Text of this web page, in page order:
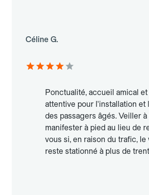
Céline G.
Ponctualité, accueil amical et
attentive pour l'installation et
des passagers âgés. Veiller à
manifester à pied au lieu de
vous si, en raison du trafic, le
reste stationné à plus de